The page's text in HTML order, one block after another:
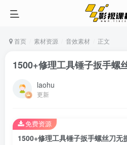
首页 素材资源 音效素材 正文
1500+修理工具锤子扳手螺
laohu
更新
1500+修理工具锤子扳手螺丝刀无
免费资源